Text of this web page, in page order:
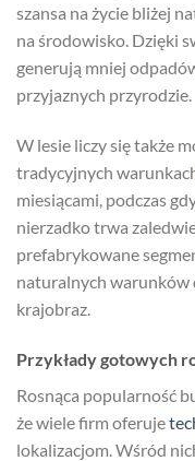
szansa na życie bliżej
na środowisko. Dzięki
generują mniej
przyjaznych przyrodzie.
W lesie liczy się także
tradycyjnych
miesiącami, podczas
nierzadko trwa
prefabrykowane
naturalnych warunków
krajobraz.
Przykłady gotowych
Rosnąca popularność
że wiele firm oferuje
lokalizacjom. Wśród